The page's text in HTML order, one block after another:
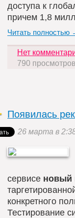
доступа к
причем 1,8
Читать полностью
Нет
790 просмотров
Появилась
26 марта в
сервисе новый
конкретного
Тестирование